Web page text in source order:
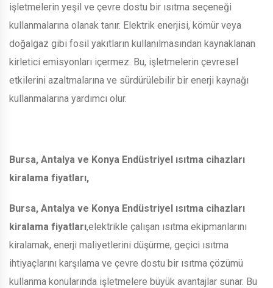
işletmelerin yeşil ve çevre dostu bir ısıtma seçeneği
kullanmalarına olanak tanır. Elektrik enerjisi, kömür veya
doğalgaz gibi fosil yakıtların kullanılmasından kaynaklanan
kirletici emisyonları içermez. Bu, işletmelerin çevresel
etkilerini azaltmalarına ve sürdürülebilir bir enerji kaynağı
kullanmalarına yardımcı olur.
Bursa, Antalya ve Konya Endüstriyel ısıtma cihazları
kiralama fiyatları,
Bursa, Antalya ve Konya Endüstriyel ısıtma cihazları
kiralama fiyatları,elektrikle çalışan ısıtma ekipmanlarını
kiralamak, enerji maliyetlerini düşürme, geçici ısıtma
ihtiyaçlarını karşılama ve çevre dostu bir ısıtma çözümü
kullanma konularında işletmelere büyük avantajlar sunar. Bu